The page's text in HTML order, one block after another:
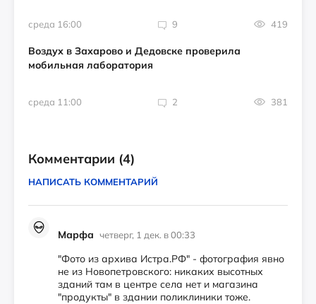
среда 16:00 9 419
Воздух в Захарово и Дедовске проверила
мобильная лаборатория
среда 11:00 2 381
Комментарии (4)
НАПИСАТЬ КОММЕНТАРИЙ
Марфа четверг, 1 дек. в 00:33
"Фото из архива Истра.РФ" - фотография явно
не из Новопетровского: никаких высотных
зданий там в центре села нет и магазина
"продукты" в здании поликлиники тоже.